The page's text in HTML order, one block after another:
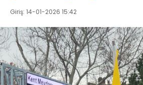
Giriş: 14-01-2026 15:42